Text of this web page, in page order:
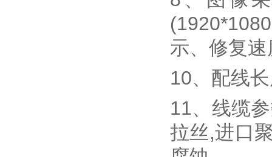
示、修复
10、配线
11、线缆
拉丝,进口